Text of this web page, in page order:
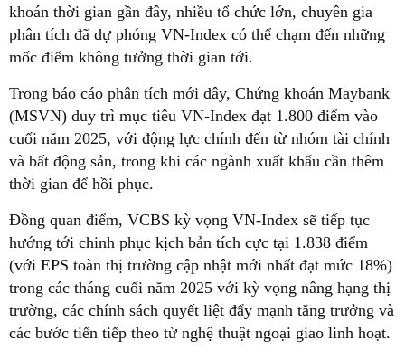
khoán thời gian gần đây, nhiều tổ chức lớn, chuyên gia
phân tích đã dự phóng VN-Index có thể chạm đến những
mốc điểm không tưởng thời gian tới.
Trong báo cáo phân tích mới đây, Chứng khoán Maybank
(MSVN) duy trì mục tiêu VN-Index đạt 1.800 điểm vào
cuối năm 2025, với động lực chính đến từ nhóm tài chính
và bất động sản, trong khi các ngành xuất khẩu cần thêm
thời gian để hồi phục.
Đồng quan điểm, VCBS kỳ vọng VN-Index sẽ tiếp tục
hướng tới chinh phục kịch bản tích cực tại 1.838 điểm
(với EPS toàn thị trường cập nhật mới nhất đạt mức 18%)
trong các tháng cuối năm 2025 với kỳ vọng nâng hạng thị
trường, các chính sách quyết liệt đẩy mạnh tăng trưởng và
các bước tiến tiếp theo từ nghệ thuật ngoại giao linh hoạt.